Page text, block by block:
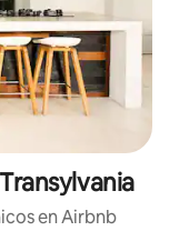
en Airbnb